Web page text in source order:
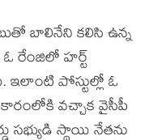
బాలినేని కలిసి ఉన్న
రేంజిలో హర్ట్
పోస్టుల్లో ఓ
వచ్చాక వైసీపీ
సభ్యుడి స్థాయి నేతను